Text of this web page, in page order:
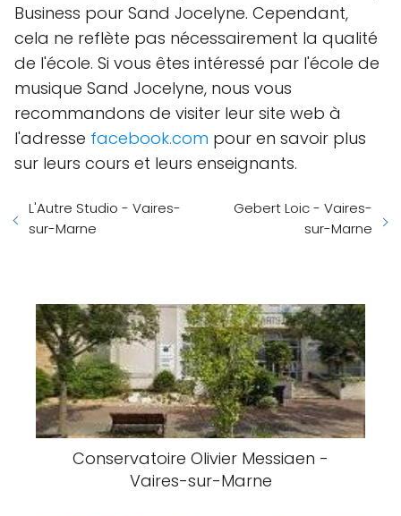
Business pour Sand Jocelyne. Cependant,
cela ne reflète pas nécessairement la qualité
de l'école. Si vous êtes intéressé par l'école de
musique Sand Jocelyne, nous vous
recommandons de visiter leur site web à
l'adresse facebook.com pour en savoir plus
sur leurs cours et leurs enseignants.
L'Autre Studio - Vaires-
sur-Marne
Gebert Loic - Vaires-
sur-Marne
Conservatoire Olivier Messiaen -
Vaires-sur-Marne